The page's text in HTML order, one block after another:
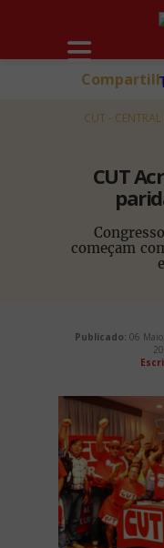
CUT -
CUT
começam
Publicado: 06